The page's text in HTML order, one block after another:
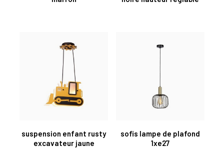
suspension enfant rusty
excavateur jaune
sofis lampe de plafond
1xe27